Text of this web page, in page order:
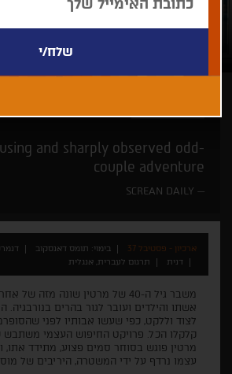
and sharply observed odd-
couple adventure
SCREAN DAILY
ארכיון - פסטיבל 37 בימוי: תומס דאנסקוב דנמרק
דנית
תרגום לעברית, אנגלית
משבר גיל ה-40 של מרטין שונה מזה
אשתו והילדים ועובר לגור בהרים בנורבגיה.
לצוד וללקט, כפי שעשו אבותיו לפני
קלקלו הכל. פרויקט החיפוש העצמי משתבש
מרטין פוגש בסוחר סמים פצוע, מתידד אתו,
עצמו נרדף על ידי המשטרה, היריבים של